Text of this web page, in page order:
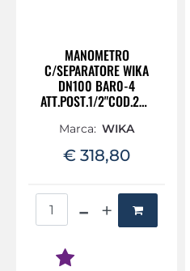
MANOMETRO
C/SEPARATORE WIKA
DN100 BAR0-4
ATT.POST.1/2"COD.233.50+990.18
Marca: WIKA
€ 318,80